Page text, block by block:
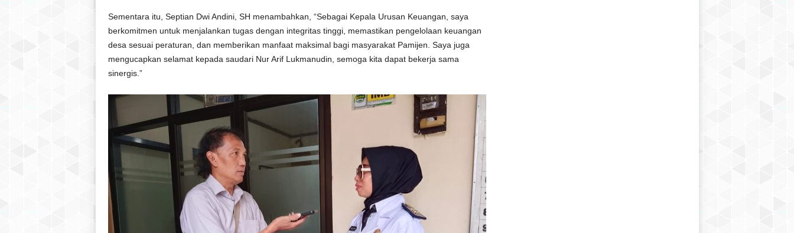
Sementara itu, Septian Dwi Andini, SH menambahkan, “Sebagai Kepala Urusan Keuangan, saya
berkomitmen untuk menjalankan tugas dengan integritas tinggi, memastikan pengelolaan keuangan
desa sesuai peraturan, dan memberikan manfaat maksimal bagi masyarakat Pamijen. Saya juga
mengucapkan selamat kepada saudari Nur Arif Lukmanudin, semoga kita dapat bekerja sama
sinergis.”